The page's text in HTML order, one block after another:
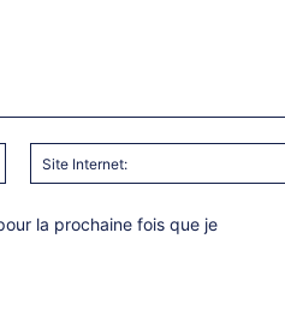
Email
:*
la prochaine fois que je